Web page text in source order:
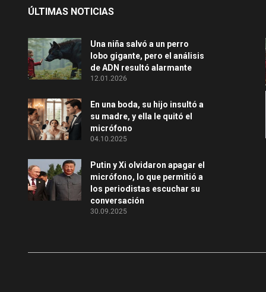
ÚLTIMAS NOTICIAS
Una niña salvó a un perro
lobo gigante, pero el análisis
de ADN resultó alarmante
12.01.2026
En una boda, su hijo insultó a
su madre, y ella le quitó el
micrófono
04.10.2025
Putin y Xi olvidaron apagar el
micrófono, lo que permitió a
los periodistas escuchar su
conversación
30.09.2025